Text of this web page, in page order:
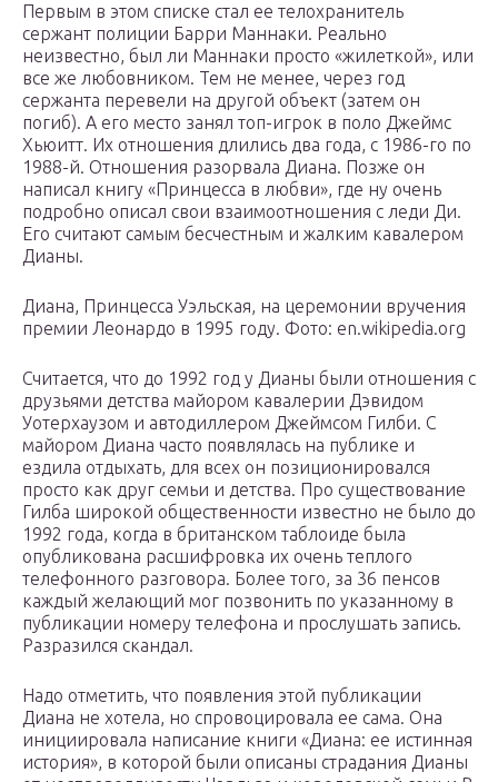
Первым в этом списке стал ее телохранитель
сержант полиции Барри Маннаки. Реально
неизвестно, был ли Маннаки просто «жилеткой», или
все же любовником. Тем не менее, через год
сержанта перевели на другой объект (затем он
погиб). А его место занял топ-игрок в поло Джеймс
Хьюитт. Их отношения длились два года, с 1986-го по
1988-й. Отношения разорвала Диана. Позже он
написал книгу «Принцесса в любви», где ну очень
подробно описал свои взаимоотношения с леди Ди.
Его считают самым бесчестным и жалким кавалером
Дианы.
Диана, Принцесса Уэльская, на церемонии вручения
премии Леонардо в 1995 году. Фото: en.wikipedia.org
Считается, что до 1992 год у Дианы были отношения с
друзьями детства майором кавалерии Дэвидом
Уотерхаузом и автодиллером Джеймсом Гилби. С
майором Диана часто появлялась на публике и
ездила отдыхать, для всех он позиционировался
просто как друг семьи и детства. Про существование
Гилба широкой общественности известно не было до
1992 года, когда в британском таблоиде была
опубликована расшифровка их очень теплого
телефонного разговора. Более того, за 36 пенсов
каждый желающий мог позвонить по указанному в
публикации номеру телефона и прослушать запись.
Разразился скандал.
Надо отметить, что появления этой публикации
Диана не хотела, но спровоцировала ее сама. Она
инициировала написание книги «Диана: ее истинная
история», в которой были описаны страдания Дианы